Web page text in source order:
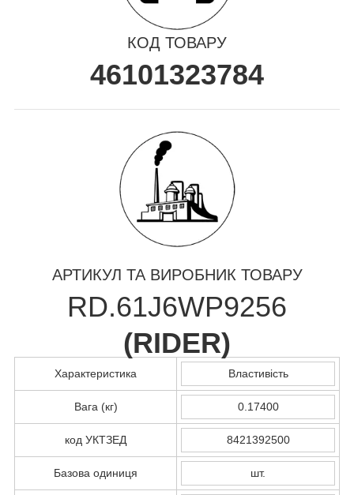
КОД ТОВАРУ
46101323784
АРТИКУЛ ТА ВИРОБНИК ТОВАРУ
RD.61J6WP9256
(RIDER)
Характеристика Властивість
Вага (кг) 0.17400
код УКТЗЕД 8421392500
Базова одиниця шт.